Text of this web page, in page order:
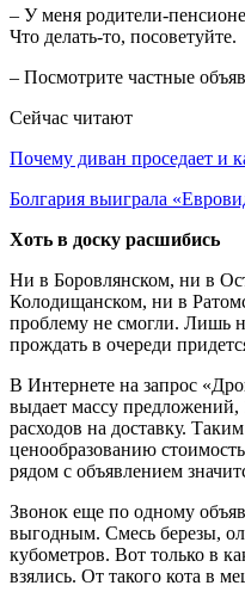
– У меня родители-
Что делать-то, посоветуйте.
– Посмотрите частные
Сейчас читают
Почему диван проседает и
Болгария выиграла
Хоть в доску расшибись
Ни в Боровлянском, ни в
Колодищанском, ни в
проблему не смогли. Лишь
прождать в очереди
В Интернете на запрос
выдает массу предложений,
расходов на доставку.
ценообразованию
рядом с объявлением
Звонок еще по одному
выгодным. Смесь березы,
кубометров. Вот только в
взялись. От такого кота в